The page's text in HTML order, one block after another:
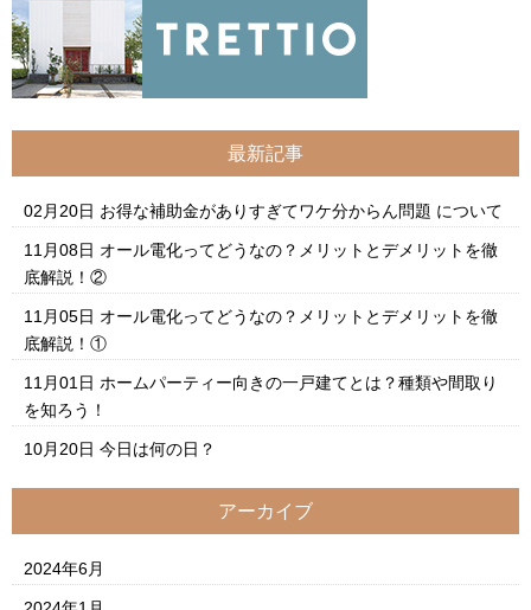
最新記事
02月20日 お得な補助金がありすぎてワケ分からん問題 について
11月08日 オール電化ってどうなの？メリットとデメリットを徹
底解説！②
11月05日 オール電化ってどうなの？メリットとデメリットを徹
底解説！①
11月01日 ホームパーティー向きの一戸建てとは？種類や間取り
を知ろう！
10月20日 今日は何の日？
アーカイブ
2024年6月